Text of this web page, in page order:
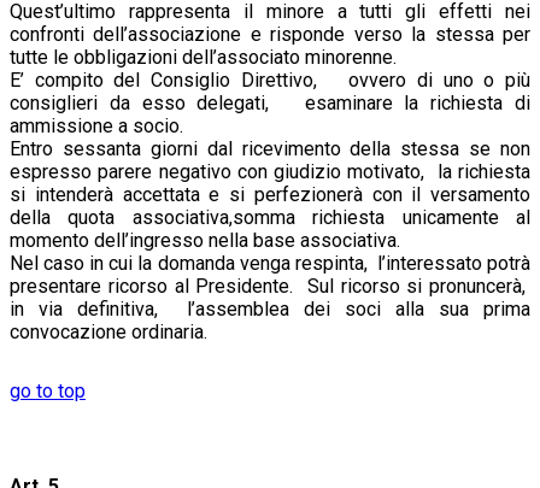
Quest’ultimo rappresenta il minore a tutti gli effetti nei
confronti dell’associazione e risponde verso la stessa per
tutte le obbligazioni dell’associato minorenne.
E’ compito del Consiglio Direttivo, ovvero di uno o più
consiglieri da esso delegati, esaminare la richiesta di
ammissione a socio.
Entro sessanta giorni dal ricevimento della stessa se non
espresso parere negativo con giudizio motivato, la richiesta
si intenderà accettata e si perfezionerà con il versamento
della quota associativa,somma richiesta unicamente al
momento dell’ingresso nella base associativa.
Nel caso in cui la domanda venga respinta, l’interessato potrà
presentare ricorso al Presidente. Sul ricorso si pronuncerà,
in via definitiva, l’assemblea dei soci alla sua prima
convocazione ordinaria.
go to top